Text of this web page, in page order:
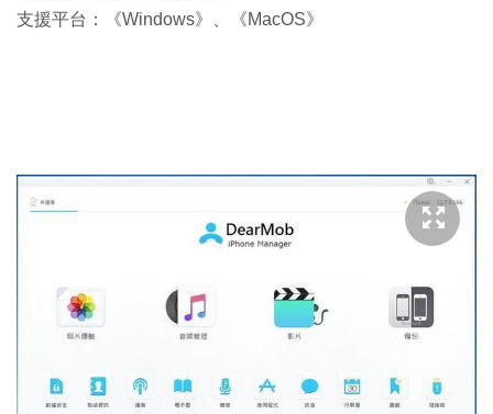
支援平台：《Windows》、《MacOS》